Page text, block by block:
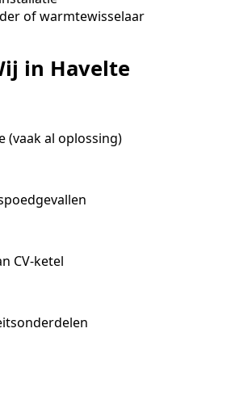
of warmtewisselaar
in Havelte
(vaak al oplossing)
CV-ketel